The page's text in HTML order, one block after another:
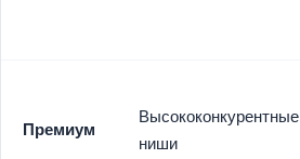
Премиум
Высококонкурентные
ниши